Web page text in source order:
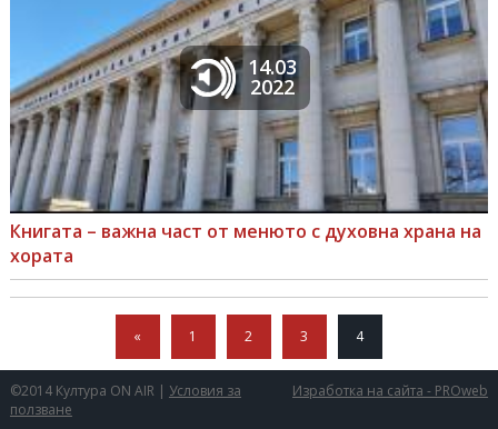
14.03
2022
Книгата – важна част от менюто с духовна храна на
хората
« 1 2 3 4
Изработка на сайта - PROweb
©2014 Култура ON AIR | Условия за
ползване